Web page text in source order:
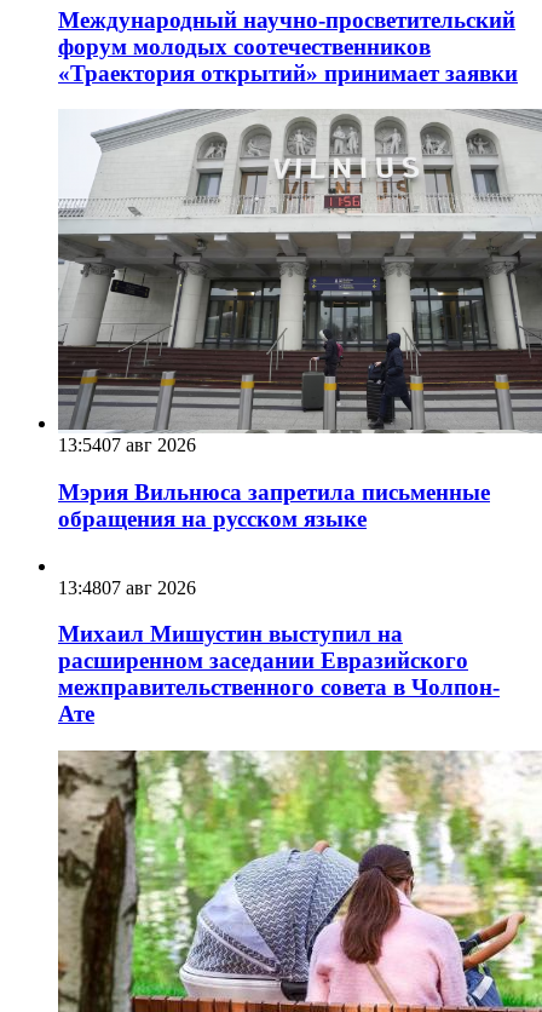
Международный научно-просветительский
форум молодых соотечественников
«Траектория открытий» принимает заявки
13:5407 авг 2026
Мэрия Вильнюса запретила письменные
обращения на русском языке
13:4807 авг 2026
Михаил Мишустин выступил на
расширенном заседании Евразийского
межправительственного совета в Чолпон-
Ате